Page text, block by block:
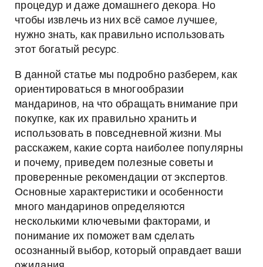
процедур и даже домашнего декора. Но
чтобы извлечь из них всё самое лучшее,
нужно знать, как правильно использовать
этот богатый ресурс.
В данной статье мы подробно разберем, как
ориентироваться в многообразии
мандаринов, на что обращать внимание при
покупке, как их правильно хранить и
использовать в повседневной жизни. Мы
расскажем, какие сорта наиболее популярны
и почему, приведем полезные советы и
проверенные рекомендации от экспертов.
Основные характеристики и особенности
много мандаринов определяются
несколькими ключевыми факторами, и
понимание их поможет вам сделать
осознанный выбор, который оправдает ваши